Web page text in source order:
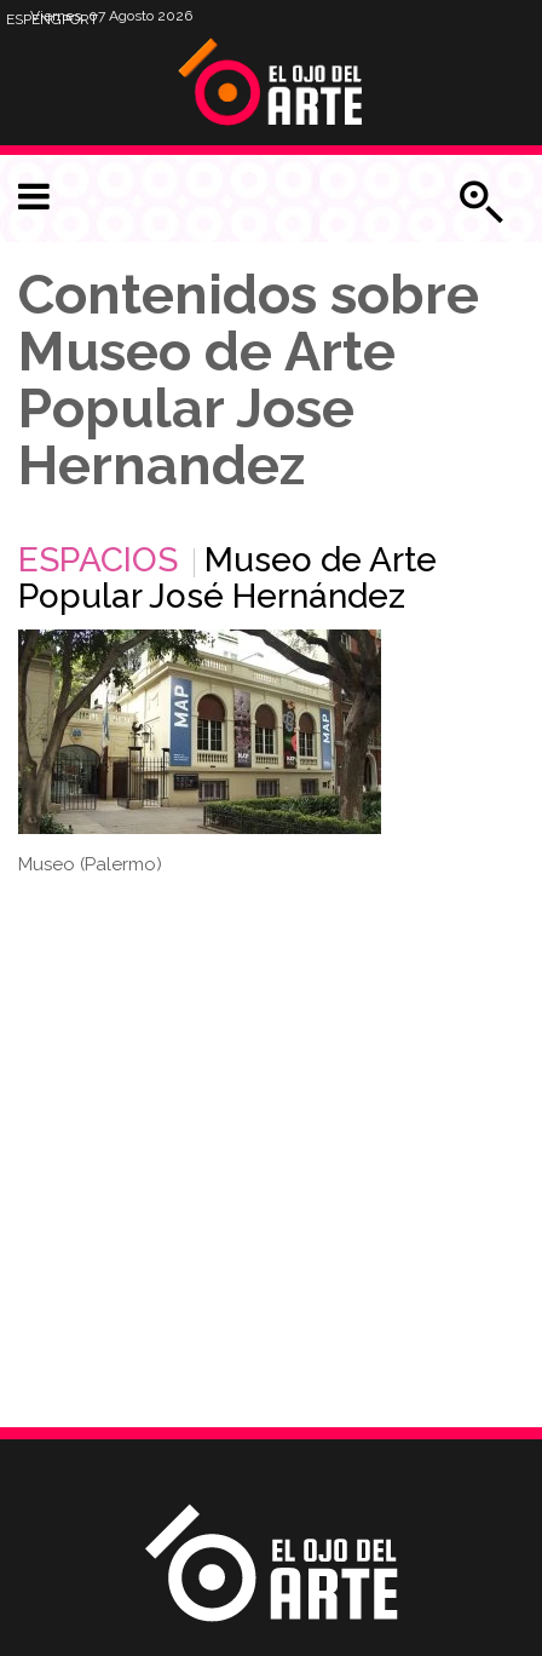
Viernes, 07 Agosto 2026
ESPENGPORT
Contenidos sobre
Museo de Arte
Popular Jose
Hernandez
ESPACIOS
Museo de Arte
Popular José Hernández
Museo (Palermo)